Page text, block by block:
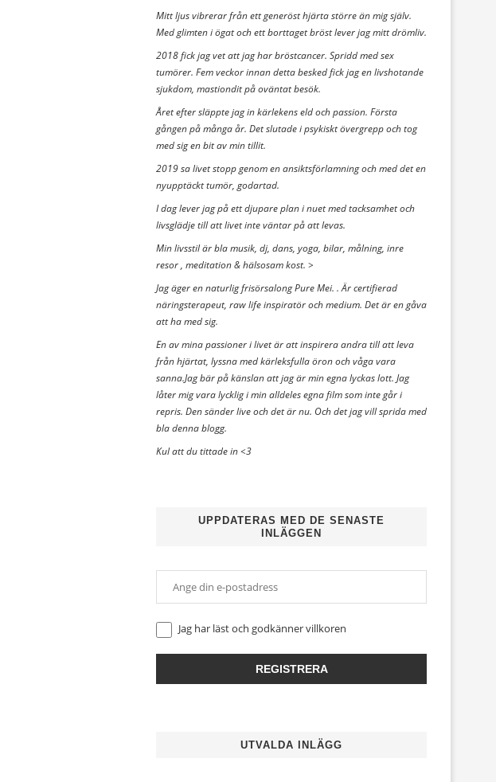
Mitt ljus vibrerar från ett generöst hjärta större än mig själv.
Med glimten i ögat och ett borttaget bröst lever jag mitt drömliv.
2018 fick jag vet att jag har bröstcancer. Spridd med sex
tumörer. Fem veckor innan detta besked fick jag en livshotande
sjukdom, mastiondit på oväntat besök.
Året efter släppte jag in kärlekens eld och passion. Första
gången på många år. Det slutade i psykiskt övergrepp och tog
med sig en bit av min tillit.
2019 sa livet stopp genom en ansiktsförlamning och med det en
nyupptäckt tumör, godartad.
I dag lever jag på ett djupare plan i nuet med tacksamhet och
livsglädje till att livet inte väntar på att levas.
Min livsstil är bla musik, dj, dans, yoga, bilar, målning, inre
resor , meditation & hälsosam kost. >
Jag äger en naturlig frisörsalong Pure Mei. . Är certifierad
näringsterapeut, raw life inspiratör och medium. Det är en gåva
att ha med sig.
En av mina passioner i livet är att inspirera andra till att leva
från hjärtat, lyssna med kärleksfulla öron och våga vara
sanna.Jag bär på känslan att jag är min egna lyckas lott. Jag
låter mig vara lycklig i min alldeles egna film som inte går i
repris. Den sänder live och det är nu. Och det jag vill sprida med
bla denna blogg.
Kul att du tittade in <3
UPPDATERAS MED DE SENASTE
INLÄGGEN
Jag har läst och godkännervillkoren
UTVALDA INLÄGG